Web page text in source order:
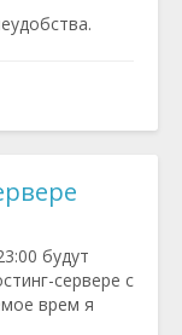
будут
сервере с
врем я